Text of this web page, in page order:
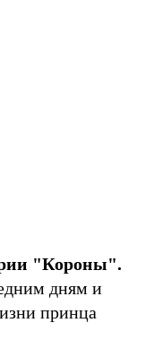
"Короны".
дням и
принца